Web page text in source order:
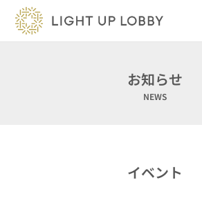
ス
お知らせ
NEWS
イベント